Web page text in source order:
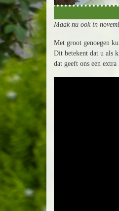
Maak nu ook in
Met groot genoegen
Dit betekent dat u als
dat geeft ons een